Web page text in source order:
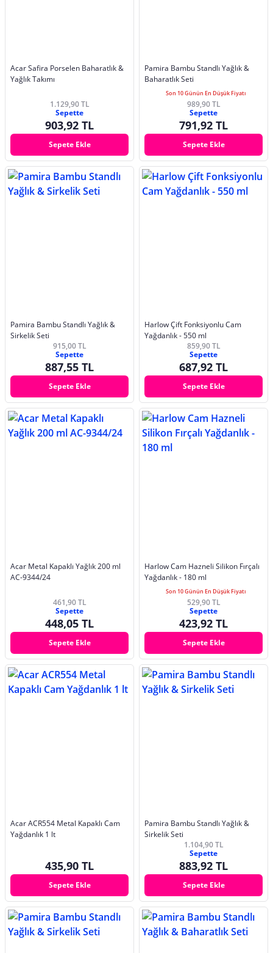
Acar Safira Porselen Baharatlık &
Yağlık Takımı
1.129,90 TL
Sepette
903,92 TL
Sepete Ekle
Pamira Bambu Standlı Yağlık &
Baharatlık Seti
Son 10 Günün En Düşük Fiyatı
989,90 TL
Sepette
791,92 TL
Sepete Ekle
Pamira Bambu Standlı Yağlık &
Sirkelik Seti
915,00 TL
Sepette
887,55 TL
Sepete Ekle
Harlow Çift Fonksiyonlu Cam
Yağdanlık - 550 ml
859,90 TL
Sepette
687,92 TL
Sepete Ekle
Acar Metal Kapaklı Yağlık 200 ml
AC-9344/24
461,90 TL
Sepette
448,05 TL
Sepete Ekle
Harlow Cam Hazneli Silikon Fırçalı
Yağdanlık - 180 ml
Son 10 Günün En Düşük Fiyatı
529,90 TL
Sepette
423,92 TL
Sepete Ekle
Acar ACR554 Metal Kapaklı Cam
Yağdanlık 1 lt
435,90 TL
Sepete Ekle
Pamira Bambu Standlı Yağlık &
Sirkelik Seti
1.104,90 TL
Sepette
883,92 TL
Sepete Ekle